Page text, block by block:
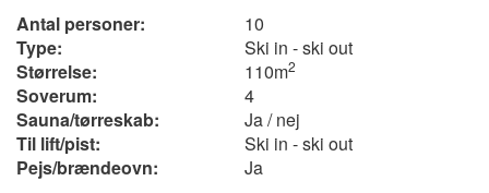
Antal personer:
10
Type:
Ski in - ski out
Størrelse:
110m2
Soverum:
4
Sauna/tørreskab:
Ja / nej
Til lift/pist:
Ski in - ski out
Pejs/brændeovn:
Ja